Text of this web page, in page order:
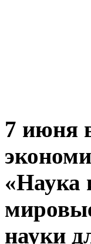
7 июня
«Наука
науки